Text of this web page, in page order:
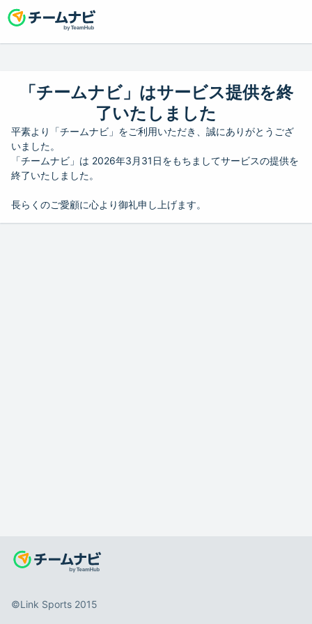
「チームナビ」はサービス提供を終
了いたしました
平素より「チームナビ」をご利用いただき、誠にありがとうござ
いました。
「チームナビ」は 2026年3月31日をもちましてサービスの提供を
終了いたしました。
長らくのご愛顧に心より御礼申し上げます。
©️Link Sports 2015